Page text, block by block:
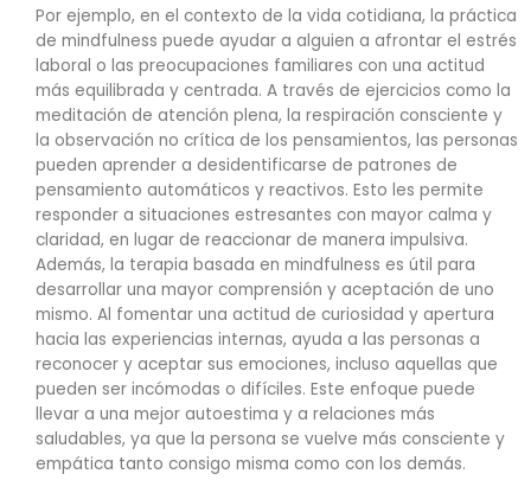
Por ejemplo, en el contexto de la vida cotidiana, la práctica
de mindfulness puede ayudar a alguien a afrontar el estrés
laboral o las preocupaciones familiares con una actitud
más equilibrada y centrada. A través de ejercicios como la
meditación de atención plena, la respiración consciente y
la observación no crítica de los pensamientos, las personas
pueden aprender a desidentificarse de patrones de
pensamiento automáticos y reactivos. Esto les permite
responder a situaciones estresantes con mayor calma y
claridad, en lugar de reaccionar de manera impulsiva.
Además, la terapia basada en mindfulness es útil para
desarrollar una mayor comprensión y aceptación de uno
mismo. Al fomentar una actitud de curiosidad y apertura
hacia las experiencias internas, ayuda a las personas a
reconocer y aceptar sus emociones, incluso aquellas que
pueden ser incómodas o difíciles. Este enfoque puede
llevar a una mejor autoestima y a relaciones más
saludables, ya que la persona se vuelve más consciente y
empática tanto consigo misma como con los demás.